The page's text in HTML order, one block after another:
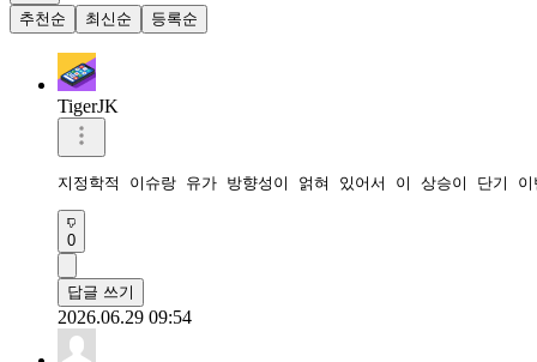
추천순 최신순 등록순
TigerJK
지정학적 이슈랑 유가 방향성이 얽혀 있어서 이 상승이 단기
0
답글 쓰기
2026.06.29 09:54